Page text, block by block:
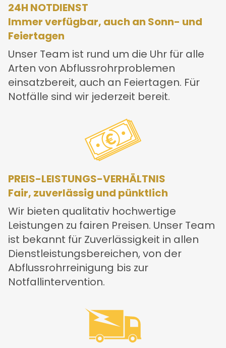
24H NOTDIENST
Immer verfügbar, auch an Sonn- und
Feiertagen
Unser Team ist rund um die Uhr für alle
Arten von Abflussrohrproblemen
einsatzbereit, auch an Feiertagen. Für
Notfälle sind wir jederzeit bereit.
PREIS-LEISTUNGS-VERHÄLTNIS
Fair, zuverlässig und pünktlich
Wir bieten qualitativ hochwertige
Leistungen zu fairen Preisen. Unser Team
ist bekannt für Zuverlässigkeit in allen
Dienstleistungsbereichen, von der
Abflussrohrreinigung bis zur
Notfallintervention.